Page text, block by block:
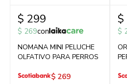
$ 299
$ 269con
NOMANA MINI PELUCHE
OLFATIVO PARA PERROS
$ 269
$
$